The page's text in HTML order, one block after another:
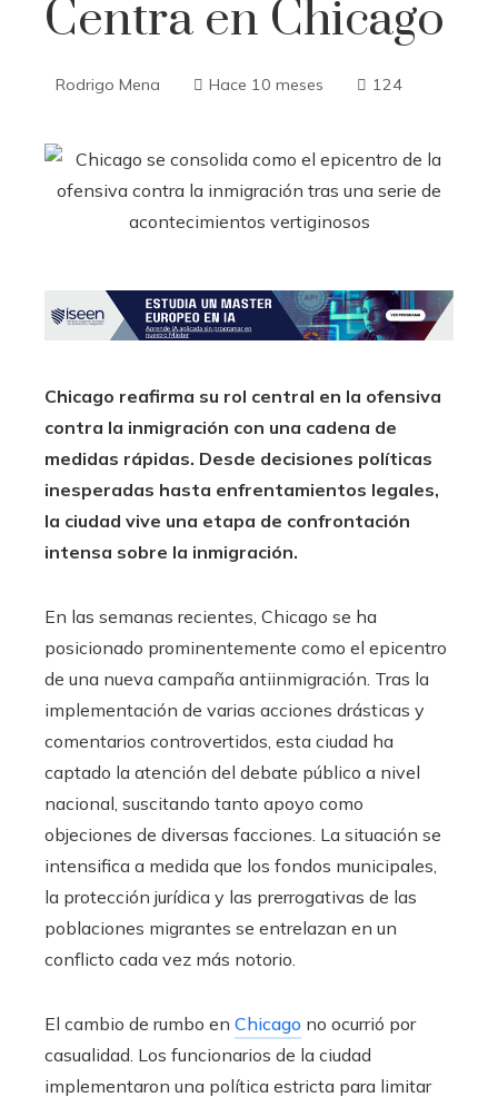
Centra en Chicago
Rodrigo Mena Hace 10 meses 124
Chicago reafirma su rol central en la ofensiva
contra la inmigración con una cadena de
medidas rápidas. Desde decisiones políticas
inesperadas hasta enfrentamientos legales,
la ciudad vive una etapa de confrontación
intensa sobre la inmigración.
En las semanas recientes, Chicago se ha
posicionado prominentemente como el epicentro
de una nueva campaña antiinmigración. Tras la
implementación de varias acciones drásticas y
comentarios controvertidos, esta ciudad ha
captado la atención del debate público a nivel
nacional, suscitando tanto apoyo como
objeciones de diversas facciones. La situación se
intensifica a medida que los fondos municipales,
la protección jurídica y las prerrogativas de las
poblaciones migrantes se entrelazan en un
conflicto cada vez más notorio.
El cambio de rumbo en Chicago no ocurrió por
casualidad. Los funcionarios de la ciudad
implementaron una política estricta para limitar